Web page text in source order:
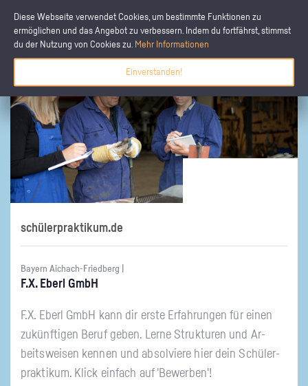
Diese Webseite verwendet Cookies, um bestimmte Funktionen zu
ermöglichen und das Angebot zu verbessern. Indem du fortfährst, stimmst
du der Nutzung von Cookies zu. Mehr Informationen
Einverstanden!
schülerpraktikum.de
Bayern Aichach-Friedberg |
F.X. Eberl GmbH
F.X. Eberl GmbH kann dir erste Er­fah­run­gen für einen
zu­künf­ti­gen Beruf geben. Lerne Struk­tu­ren und Ar­
beits­wei­sen ken­nen und ab­sol­vie­re hier dein Schü­ler­
prak­ti­kum. Klick ein­fach auf 'Be­wer­ben'!